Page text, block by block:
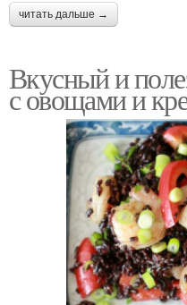
читать дальше →
Вкусный и
с овощами и